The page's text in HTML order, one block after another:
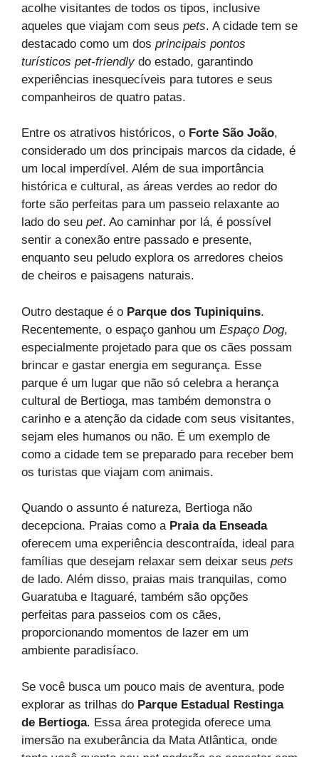
acolhe visitantes de todos os tipos, inclusive
aqueles que viajam com seus pets. A cidade tem se
destacado como um dos principais pontos
turísticos pet-friendlydo estado, garantindo
experiências inesquecíveis para tutores e seus
companheiros de quatro patas.
Entre os atrativos históricos, o Forte São João,
considerado um dos principais marcos da cidade, é
um local imperdível. Além de sua importância
histórica e cultural, as áreas verdes ao redor do
forte são perfeitas para um passeio relaxante ao
lado do seu pet. Ao caminhar por lá, é possível
sentir a conexão entre passado e presente,
enquanto seu peludo explora os arredores cheios
de cheiros e paisagens naturais.
Outro destaque é o Parque dos Tupiniquins.
Recentemente, o espaço ganhou um Espaço Dog,
especialmente projetado para que os cães possam
brincar e gastar energia em segurança. Esse
parque é um lugar que não só celebra a herança
cultural de Bertioga, mas também demonstra o
carinho e a atenção da cidade com seus visitantes,
sejam eles humanos ou não. É um exemplo de
como a cidade tem se preparado para receber bem
os turistas que viajam com animais.
Quando o assunto é natureza, Bertioga não
decepciona. Praias como a Praia da Enseada
oferecem uma experiência descontraída, ideal para
famílias que desejam relaxar sem deixar seus pets
de lado. Além disso, praias mais tranquilas, como
Guaratuba e Itaguaré, também são opções
perfeitas para passeios com os cães,
proporcionando momentos de lazer em um
ambiente paradisíaco.
Se você busca um pouco mais de aventura, pode
explorar as trilhas do Parque Estadual Restinga
de Bertioga. Essa área protegida oferece uma
imersão na exuberância da Mata Atlântica, onde